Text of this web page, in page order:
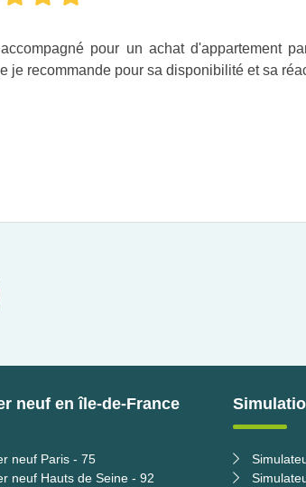
pour un achat d'appartement
je recommande pour sa disponibilité et sa
neuf en île-de-France
neuf Paris - 75
neuf Hauts de Seine - 92